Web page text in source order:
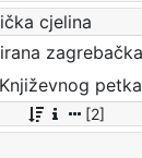
cjelina
petka
[2]